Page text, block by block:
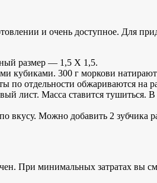
и очень доступное. Для
размер — 1,5 X 1,5.
кубиками. 300 г моркови натирают
по отдельности обжариваются на
лист. Масса ставится
вкусу. Можно добавить 2 зубчика
При минимальных затратах вы